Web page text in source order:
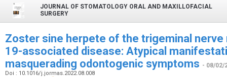
JOURNAL OF STOMATOLOGY ORAL AND MAXILLOFACIAL
SURGERY
Zoster sine herpete of the trigeminal nerve
19-associated disease: Atypical
masquerading odontogenic symptoms - 08/02/
Doi : 10.1016/j.jormas.2022.08.008